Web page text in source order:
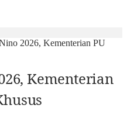
2026, Kementerian PU
Kementerian